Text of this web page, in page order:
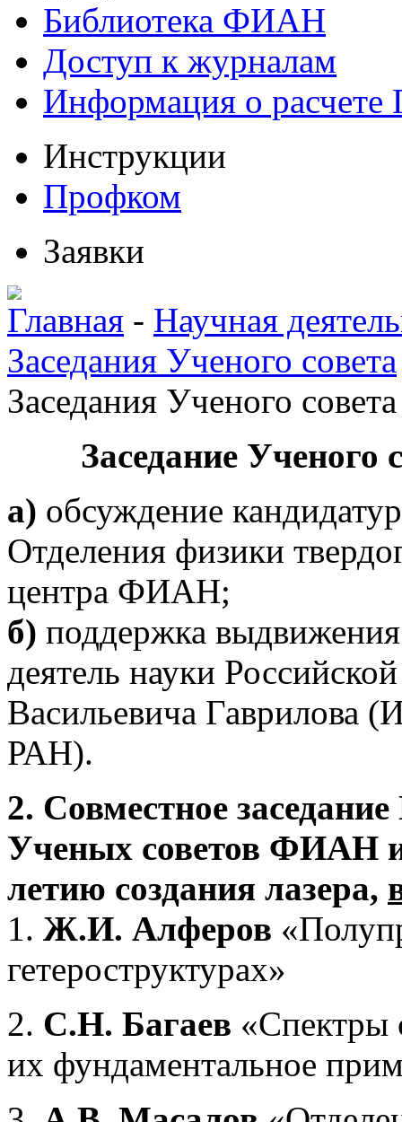
Библиотека ФИАН
Доступ к журналам
Информация о
Инструкции
Профком
Заявки
Главная - Научная
Заседания Ученого совета
Заседания Ученого
Заседание
а) обсуждение
Отделения физики
центра ФИАН;
б) поддержка
деятель науки
Васильевича Гаврилова
РАН).
2. Совместное
Ученых советов ФИАН
летию создания лазера,
1. Ж.И. Алферов
гетероструктурах»
2. С.Н. Багаев «Спектры
их фундаментальное